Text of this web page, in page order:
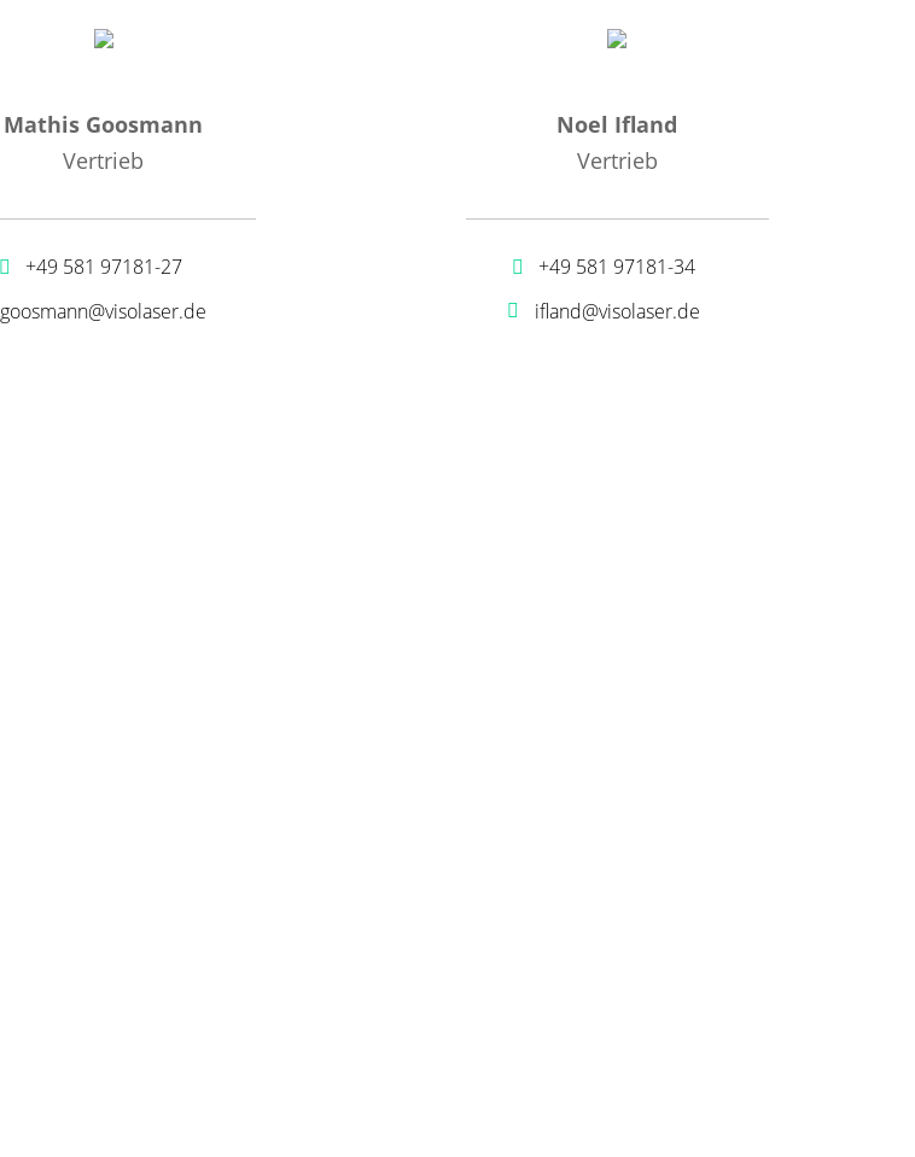
Mathis Goosmann
Vertrieb
+49 581 97181-27
goosmann@visolaser.de
Noel Ifland
Vertrieb
+49 581 97181-34
ifland@visolaser.de